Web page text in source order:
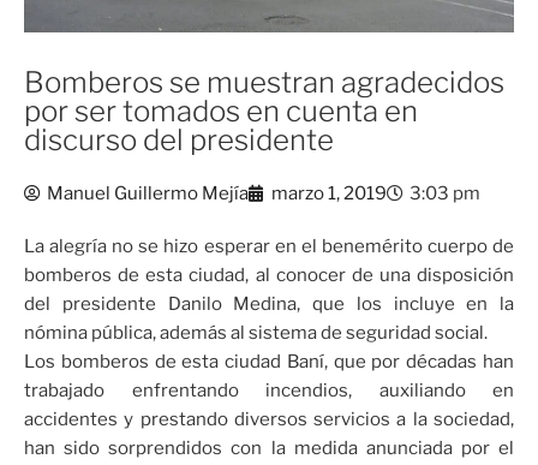
Bomberos se muestran agradecidos
por ser tomados en cuenta en
discurso del presidente
Manuel Guillermo Mejía marzo 1, 2019 3:03 pm
La alegría no se hizo esperar en el benemérito cuerpo de
bomberos de esta ciudad, al conocer de una disposición
del presidente Danilo Medina, que los incluye en la
nómina pública, además al sistema de seguridad social.
Los bomberos de esta ciudad Baní, que por décadas han
trabajado enfrentando incendios, auxiliando en
accidentes y prestando diversos servicios a la sociedad,
han sido sorprendidos con la medida anunciada por el